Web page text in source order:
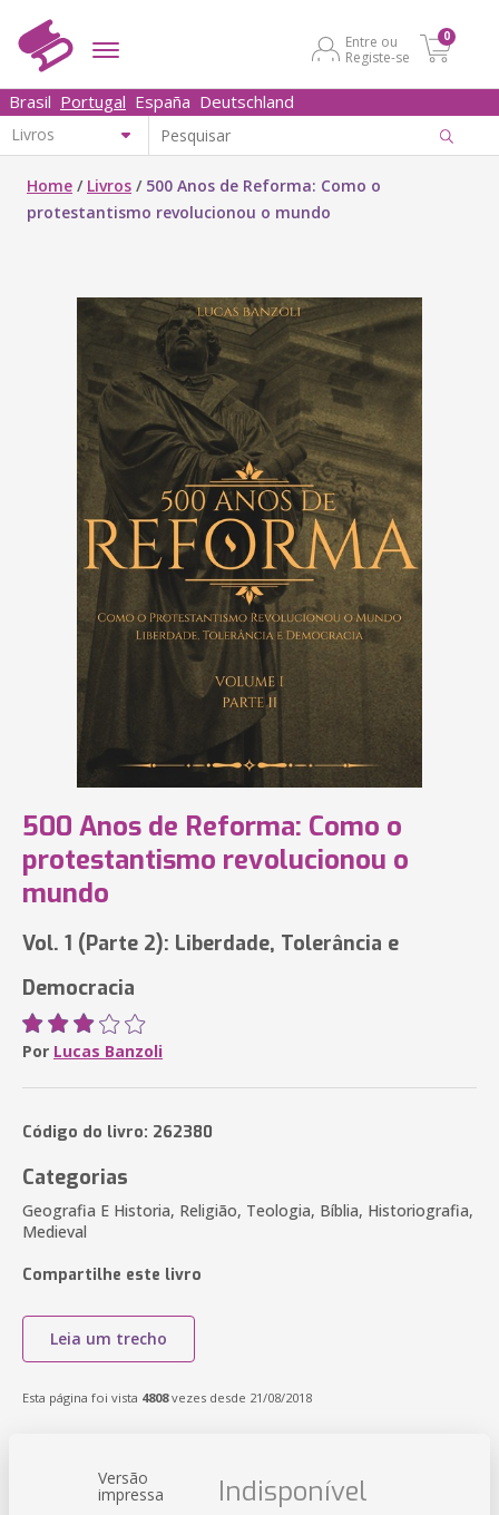
Entre ou
Registe-se
0
Brasil Portugal España Deutschland
Home / Livros / 500 Anos de Reforma: Como o
protestantismo revolucionou o mundo
500 Anos de Reforma: Como o
protestantismo revolucionou o
mundo
Vol. 1 (Parte 2): Liberdade, Tolerância e
Democracia
Por Lucas Banzoli
Código do livro: 262380
Categorias
Geografia E Historia, Religião, Teologia, Bíblia, Historiografia,
Medieval
Compartilhe este livro
Leia um trecho
Esta página foi vista 4808vezes desde 21/08/2018
Versão
impressa Indisponível